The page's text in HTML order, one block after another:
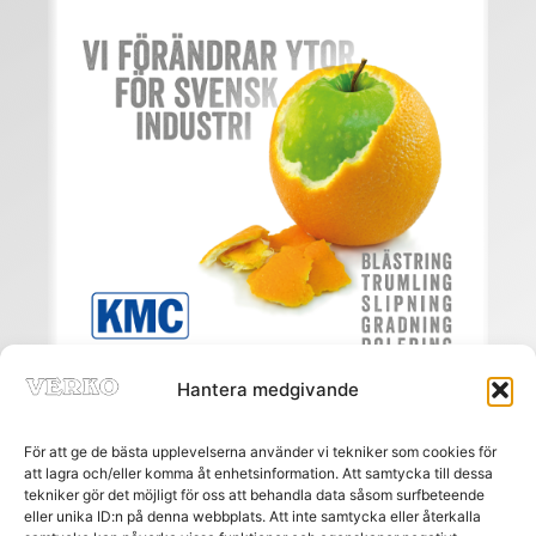
Hantera medgivande
För att ge de bästa upplevelserna använder vi tekniker som cookies för
att lagra och/eller komma åt enhetsinformation. Att samtycka till dessa
tekniker gör det möjligt för oss att behandla data såsom surfbeteende
eller unika ID:n på denna webbplats. Att inte samtycka eller återkalla
Meny